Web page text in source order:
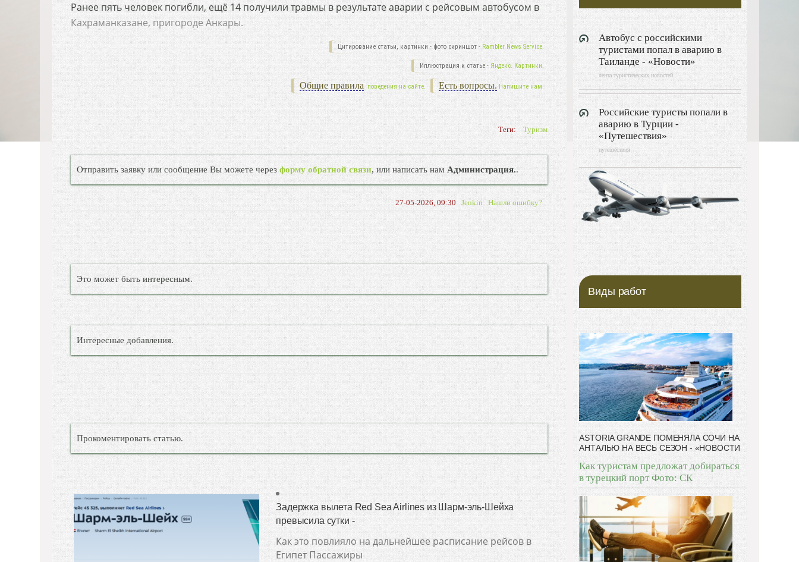
Ранее пять человек погибли, ещё 14 получили травмы в результате аварии с рейсовым автобусом в
Кахраманказане, пригороде Анкары.
Цитирование статьи, картинки - фото скриншот - Rambler News Service.
Иллюстрация к статье - Яндекс. Картинки.
Есть вопросы. Напишите нам.
Общие правила поведения на сайте.
Теги: Туризм
Отправить заявку или сообщение Вы можете черезформу обратной связи, или написать нам Администрация..
27-05-2026, 09:30 Jenkin Нашли ошибку?
Это может быть интересным.
Интересные добавления.
Прокоментировать статью.
Задержка вылета Red Sea Airlines из Шарм-эль-Шейха
превысила сутки -
Как это повлияло на дальнейшее расписание рейсов в
Египет Пассажиры
Автобус с российскими
туристами попал в аварию в
Таиланде - «Новости»
лента туристических новостей
Российские туристы попали в
аварию в Турции -
«Путешествия»
путешествия
Виды работ
ASTORIA GRANDE ПОМЕНЯЛА СОЧИ НА
АНТАЛЬЮ НА ВЕСЬ СЕЗОН - «НОВОСТИ
Как туристам предложат добираться
в турецкий порт Фото: СК